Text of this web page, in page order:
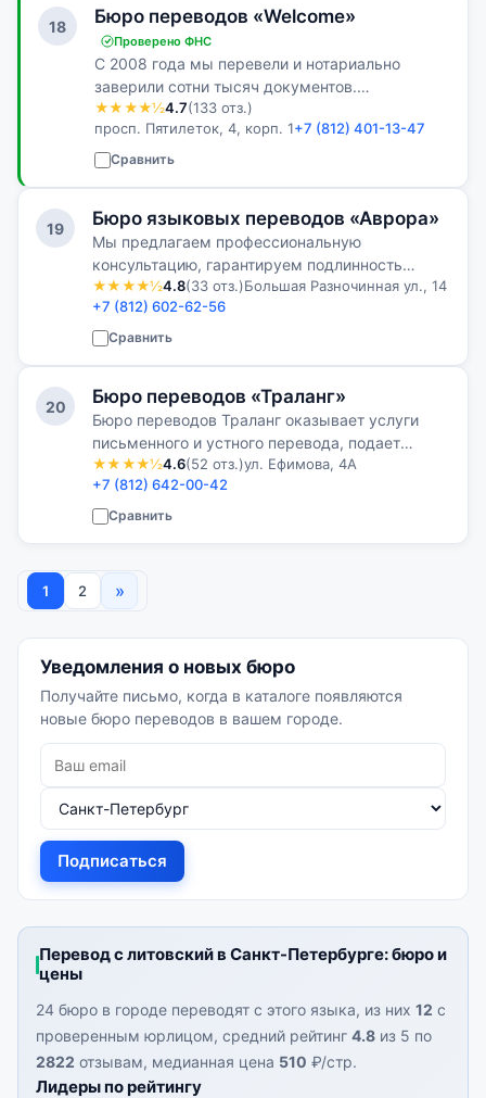
18 Бюро переводов «Welcome»
Проверено ФНС
С 2008 года мы перевели и нотариально
заверили сотни тысяч документов.
Ответственный и добросовестный подход в
работе для нас на первом месте, что
подтверждают отзывы на популярных
★★★★½4.7(133 отз.)
просп. Пятилеток, 4, корп. 1+7 (812) 401-13-47
Сравнить
19 Бюро языковых переводов «Аврора»
Мы предлагаем профессиональную
консультацию, гарантируем подлинность
апостиля через госучреждения, работаем с
нотариусами, зарегистрированными в
Минюсте, действуем без доверенности,
★★★★½4.8(33 отз.)Большая Разночинная ул., 14
+7 (812) 602-62-56
Сравнить
20 Бюро переводов «Траланг»
Бюро переводов Траланг оказывает услуги
письменного и устного перевода, подает
документы на проставление апостиля в органы
ЗАГС, Минюст, Минобразования, ГУ МВД,
осуществляет выпуск квалифицированных э…
★★★★½4.6(52 отз.)ул. Ефимова, 4А
+7 (812) 642-00-42
Сравнить
1 2 »
Уведомления о новых бюро
Получайте письмо, когда в каталоге появляются
новые бюро переводов в вашем городе.
Подписаться
Перевод с литовский в Санкт-Петербурге: бюро и
цены
24 бюро в городе переводят с этого языка, из них 12 с
проверенным юрлицом, средний рейтинг 4.8 из 5 по
2822 отзывам, медианная цена 510 ₽/стр.
Лидеры по рейтингу